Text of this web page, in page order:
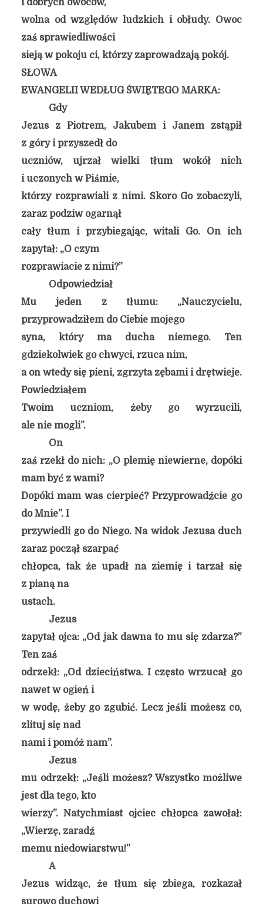
i dobrych owoców,
wolna od względów ludzkich i obłudy. Owoc
zaś sprawiedliwości
sieją w pokoju ci, którzy zaprowadzają pokój.
SŁOWA
EWANGELII WEDŁUG ŚWIĘTEGO MARKA:
Gdy
Jezus z Piotrem, Jakubem i Janem zstąpił
z góry i przyszedł do
uczniów, ujrzał wielki tłum wokół nich
i uczonych w Piśmie,
którzy rozprawiali z nimi. Skoro Go zobaczyli,
zaraz podziw ogarnął
cały tłum i przybiegając, witali Go. On ich
zapytał: „O czym
rozprawiacie z nimi?”
Odpowiedział
Mu jeden z tłumu: „Nauczycielu,
przyprowadziłem do Ciebie mojego
syna, który ma ducha niemego. Ten
gdziekolwiek go chwyci, rzuca nim,
a on wtedy się pieni, zgrzyta zębami i drętwieje.
Powiedziałem
Twoim uczniom, żeby go wyrzucili,
ale nie mogli”.
On
zaś rzekł do nich: „O plemię niewierne, dopóki
mam być z wami?
Dopóki mam was cierpieć? Przyprowadźcie go
do Mnie”. I
przywiedli go do Niego. Na widok Jezusa duch
zaraz począł szarpać
chłopca, tak że upadł na ziemię i tarzał się
z pianą na
ustach.
Jezus
zapytał ojca: „Od jak dawna to mu się zdarza?”
Ten zaś
odrzekł: „Od dzieciństwa. I często wrzucał go
nawet w ogień i
w wodę, żeby go zgubić. Lecz jeśli możesz co,
zlituj się nad
nami i pomóż nam”.
Jezus
mu odrzekł: „Jeśli możesz? Wszystko możliwe
jest dla tego, kto
wierzy”. Natychmiast ojciec chłopca zawołał:
„Wierzę, zaradź
memu niedowiarstwu!”
A
Jezus widząc, że tłum się zbiega, rozkazał
surowo duchowi